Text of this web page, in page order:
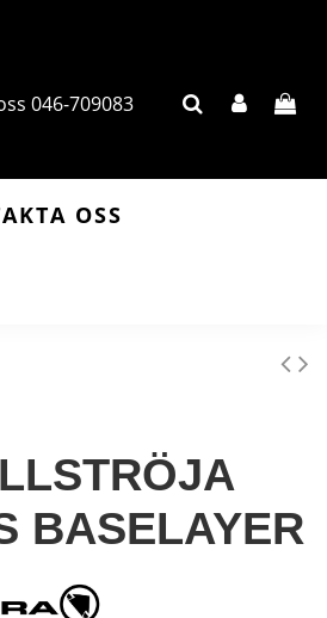
046-709083
OSS
BASELAYER